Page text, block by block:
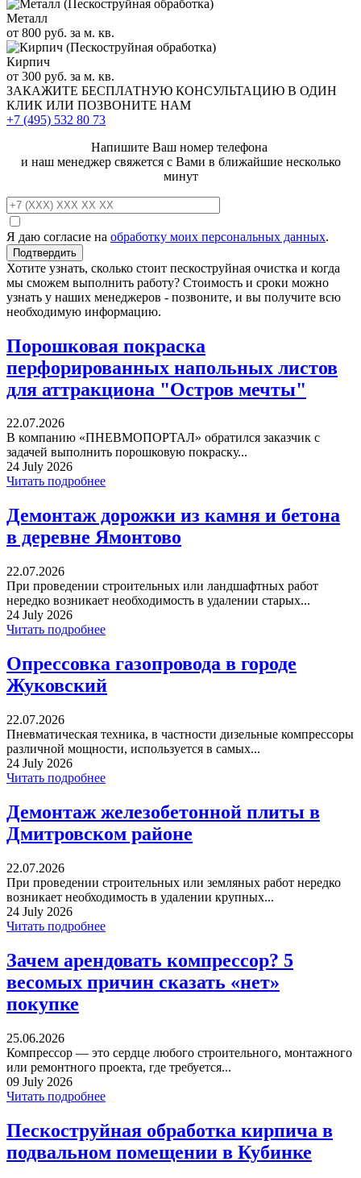
Металл
от 800 руб. за м. кв.
Кирпич
от 300 руб. за м. кв.
ЗАКАЖИТЕ БЕСПЛАТНУЮ КОНСУЛЬТАЦИЮ В ОДИН
КЛИК ИЛИ ПОЗВОНИТЕ НАМ
+7 (495) 532 80 73
Напишите Ваш номер телефона
и наш менеджер свяжется с Вами в ближайшие несколько
минут
Я даю согласие на обработку моих персональных данных.
Хотите узнать, сколько стоит пескоструйная очистка и когда
мы сможем выполнить работу? Стоимость и сроки можно
узнать у наших менеджеров - позвоните, и вы получите всю
необходимую информацию.
Порошковая покраска
перфорированных напольных листов
для аттракциона "Остров мечты"
22.07.2026
В компанию «ПНЕВМОПОРТАЛ» обратился заказчик с
задачей выполнить порошковую покраску...
24 July 2026
Читать подробнее
Демонтаж дорожки из камня и бетона
в деревне Ямонтово
22.07.2026
При проведении строительных или ландшафтных работ
нередко возникает необходимость в удалении старых...
24 July 2026
Читать подробнее
Опрессовка газопровода в городе
Жуковский
22.07.2026
Пневматическая техника, в частности дизельные компрессоры
различной мощности, используется в самых...
24 July 2026
Читать подробнее
Демонтаж железобетонной плиты в
Дмитровском районе
22.07.2026
При проведении строительных или земляных работ нередко
возникает необходимость в удалении крупных...
24 July 2026
Читать подробнее
Зачем арендовать компрессор? 5
весомых причин сказать «нет»
покупке
25.06.2026
Компрессор — это сердце любого строительного, монтажного
или ремонтного проекта, где требуется...
09 July 2026
Читать подробнее
Пескоструйная обработка кирпича в
подвальном помещении в Кубинке